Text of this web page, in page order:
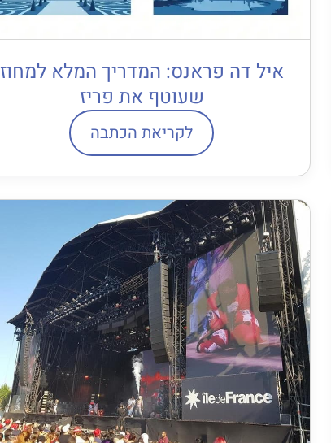
איל דה פראנס: המדריך המלא למחוז
שעוטף את פריז
לקריאת הכתבה